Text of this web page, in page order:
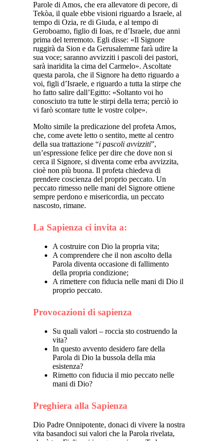
Parole di Amos, che era allevatore di pecore, di
Tekòa, il quale ebbe visioni riguardo a Israele, al
tempo di Ozia, re di Giuda, e al tempo di
Geroboamo, figlio di Ioas, re d’Israele, due anni
prima del terremoto. Egli disse: «Il Signore
ruggirà da Sion e da Gerusalemme farà udire la
sua voce; saranno avvizziti i pascoli dei pastori,
sarà inaridita la cima del Carmelo». Ascoltate
questa parola, che il Signore ha detto riguardo a
voi, figli d’Israele, e riguardo a tutta la stirpe che
ho fatto salire dall’Egitto: «Soltanto voi ho
conosciuto tra tutte le stirpi della terra; perciò io
vi farò scontare tutte le vostre colpe».
Molto simile la predicazione del profeta Amos,
che, come avete letto o sentito, mette al centro
della sua trattazione “i pascoli avvizziti”,
un’espressione felice per dire che dove non si
cerca il Signore, si diventa come erba avvizzita,
cioè non più buona. Il profeta chiedeva di
prendere coscienza del proprio peccato. Un
peccato rimesso nelle mani del Signore ottiene
sempre perdono e misericordia, un peccato
nascosto, rimane.
La Sapienza ci invita a:
A costruire con Dio la propria vita;
A comprendere che il non ascolto della
Parola diventa occasione di fallimento
della propria condizione;
A rimettere con fiducia nelle mani di Dio il
proprio peccato.
Provocazioni di sapienza
Su quali valori – roccia sto costruendo la
vita?
In questo avvento desidero fare della
Parola di Dio la bussola della mia
esistenza?
Rimetto con fiducia il mio peccato nelle
mani di Dio?
Preghiera alla Sapienza
Dio Padre Onnipotente, donaci di vivere la nostra
vita basandoci sui valori che la Parola rivelata,